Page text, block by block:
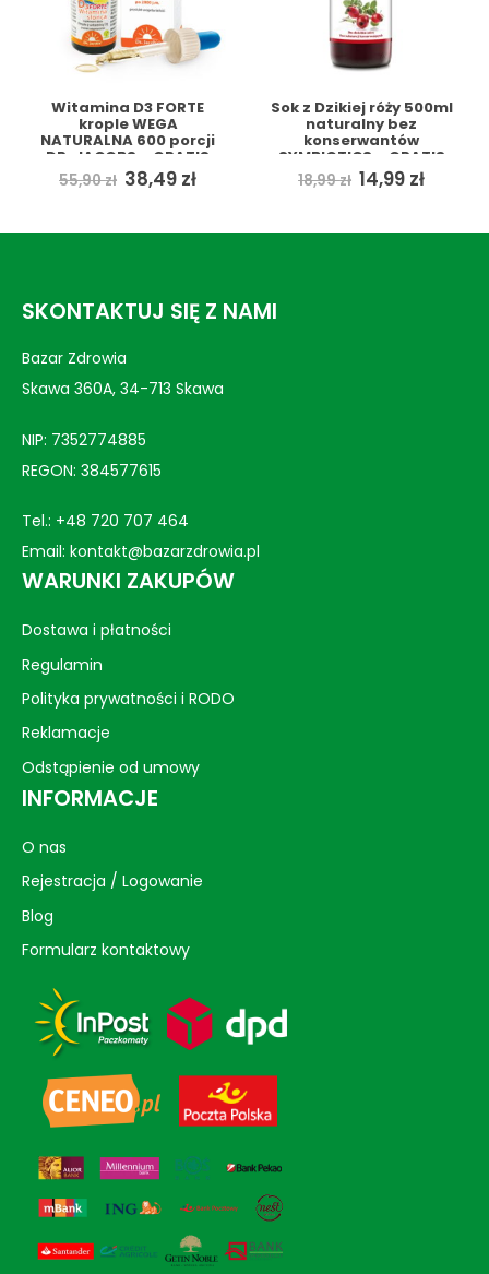
zł.
Witamina D3 FORTE
krople WEGA
NATURALNA 600 porcji
DR. JACOBS + GRATIS
55,90zł Pierwotna
cena
55,90 zł.
38,49 złAktualna
38,49 zł.
Sok z Dzikiej róży 500ml
naturalny bez
konserwantów
SYMBIOTICS + GRATIS
18,99zł Pierwotna
cena
18,99 zł.
14,99 zł
14,99
SKONTAKTUJ SIĘ Z NAMI
Bazar Zdrowia
Skawa 360A, 34-713 Skawa
NIP: 7352774885
REGON: 384577615
Tel.: +48 720 707 464
Email: kontakt@bazarzdrowia.pl
WARUNKI ZAKUPÓW
Dostawa i płatności
Regulamin
Polityka prywatności i RODO
Reklamacje
Odstąpienie od umowy
INFORMACJE
O nas
Rejestracja / Logowanie
Blog
Formularz kontaktowy